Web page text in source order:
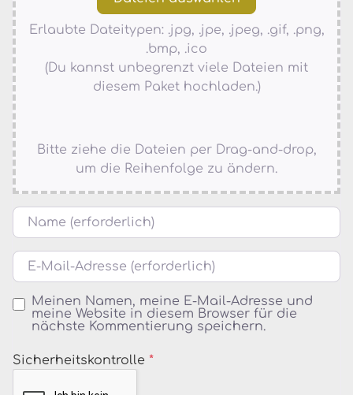
Erlaubte Dateitypen: .jpg, .jpe, .jpeg, .gif, .png,
.bmp, .ico
(Du kannst unbegrenzt viele Dateien mit
diesem Paket hochladen.)
Bitte ziehe die Dateien per Drag-and-drop,
um die Reihenfolge zu ändern.
Name
E-Mail
Meinen Namen, meine E-Mail-Adresse und
meine Website in diesem Browser für die
nächste Kommentierung speichern.
Sicherheitskontrolle *